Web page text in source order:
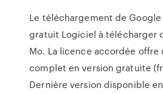
Le téléchargement de Google
gratuit Logiciel à télécharger
Mo. La licence accordée offre
complet en version gratuite
Dernière version disponible